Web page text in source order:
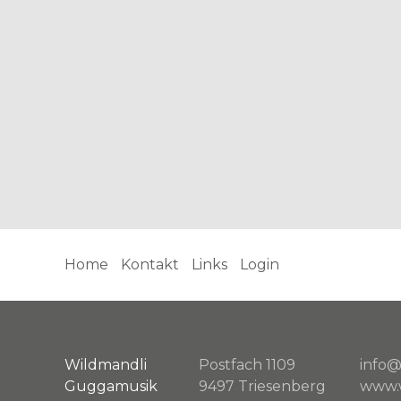
Home Kontakt Links Login
Wildmandli
Guggamusik
Postfach 1109
9497 Triesenberg